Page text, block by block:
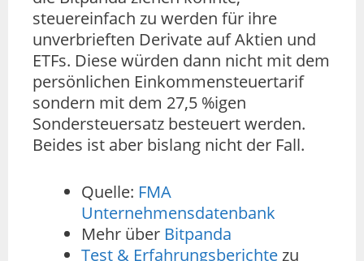
steuereinfach zu werden für ihre
unverbrieften Derivate auf Aktien und
ETFs. Diese würden dann nicht mit dem
persönlichen Einkommensteuertarif
sondern mit dem 27,5 %igen
Sondersteuersatz besteuert werden.
Beides ist aber bislang nicht der Fall.
Quelle: FMA
Unternehmensdatenbank
Mehr über Bitpanda
Test & Erfahrungsberichtezu